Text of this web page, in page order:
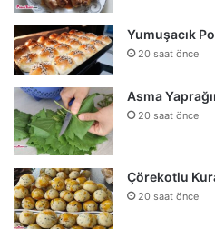
Yumuşacık
20 saat önce
Asma
20 saat önce
Çörekotlu
20 saat önce